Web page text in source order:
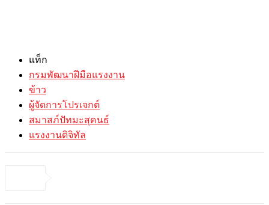
แท็ก
กรมพัฒนาฝีมือแรงงาน
ข้าว
ผู้จัดการโปรเจกต์
สมาสภ์ปัทมะสุคนธ์
แรงงานดิจิทัล